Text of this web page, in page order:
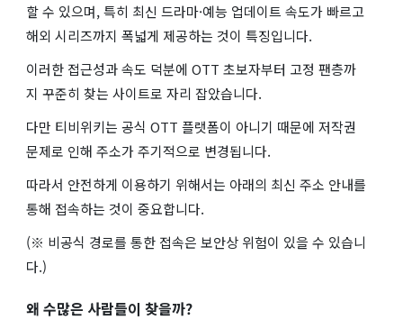
할 수 있으며, 특히 최신 드라마·예능 업데이트 속도가 빠르고
해외 시리즈까지 폭넓게 제공하는 것이 특징입니다.
이러한 접근성과 속도 덕분에 OTT 초보자부터 고정 팬층까
지 꾸준히 찾는 사이트로 자리 잡았습니다.
다만 티비위키는 공식 OTT 플랫폼이 아니기 때문에 저작권
문제로 인해 주소가 주기적으로 변경됩니다.
따라서 안전하게 이용하기 위해서는 아래의 최신 주소 안내를
통해 접속하는 것이 중요합니다.
(※ 비공식 경로를 통한 접속은 보안상 위험이 있을 수 있습니
다.)
왜 수많은 사람들이 찾을까?